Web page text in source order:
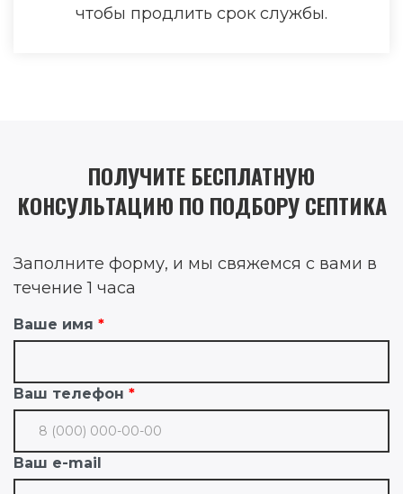
чтобы продлить срок службы.
ПОЛУЧИТЕ БЕСПЛАТНУЮ
КОНСУЛЬТАЦИЮ ПО ПОДБОРУ СЕПТИКА
Заполните форму, и мы свяжемся с вами в
течение 1 часа
Ваше имя
Ваш телефон
Ваш e-mail